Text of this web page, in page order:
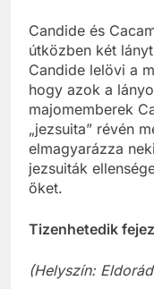
Candide és
útközben két
Candide lelövi a
hogy azok a
majomemberek
„jezsuita” révén
elmagyarázza
jezsuiták
őket.
Tizenhetedik
(Helyszín: